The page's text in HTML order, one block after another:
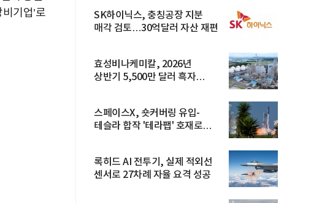
기업’로
SK하이닉스, 충칭공장 지분
매각 검토…30억달러 자산 재편
효성비나케미칼, 2026년
상반기 5,500만 달러 흑자
스페이스X, 숏커버링 유입-
테슬라 합작 '테라팹' 호재로
록히드 AI 전투기, 실제 적외선
센서로 27차례 자율 요격 성공